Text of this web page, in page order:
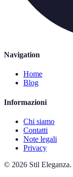
Navigation
Home
Blog
Informazioni
Chi siamo
Contatti
Note legali
Privacy
© 2026 Stil Eleganza.